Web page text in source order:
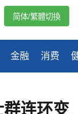
金融 消费
简体/繁體切換
连环变